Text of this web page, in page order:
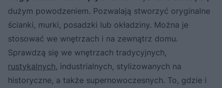
dużym powodzeniem. Pozwalają stworzyć oryginalne
ścianki, murki, posadzki lub okładziny. Można je
stosować we wnętrzach i na zewnątrz domu.
Sprawdzą się we wnętrzach tradycyjnych,
rustykalnych, industrialnych, stylizowanych na
historyczne, a także supernowoczesnych. To, gdzie i